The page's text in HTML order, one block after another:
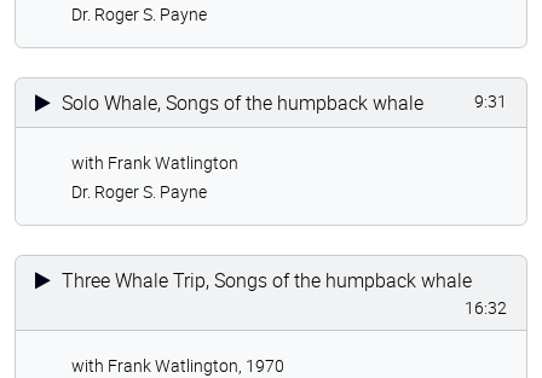
Dr. Roger S. Payne
Solo Whale, Songs of the humpback whale 9:31
with Frank Watlington
Dr. Roger S. Payne
Three Whale Trip, Songs of the humpback whale
16:32
with Frank Watlington, 1970